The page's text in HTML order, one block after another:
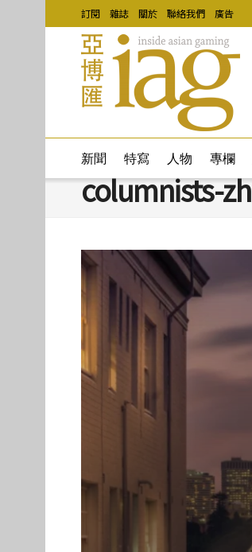
訂閱 雜誌 關於 聯絡我們 廣告
新聞 特寫 人物 專欄
columnists-zh